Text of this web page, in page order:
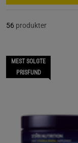
56 produkter
MEST SOLGTE
PRISFUND